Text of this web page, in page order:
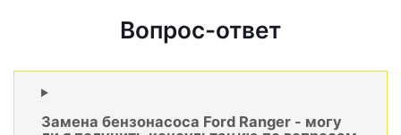
Вопрос-ответ
Замена бензонасоса Ford Ranger - могу